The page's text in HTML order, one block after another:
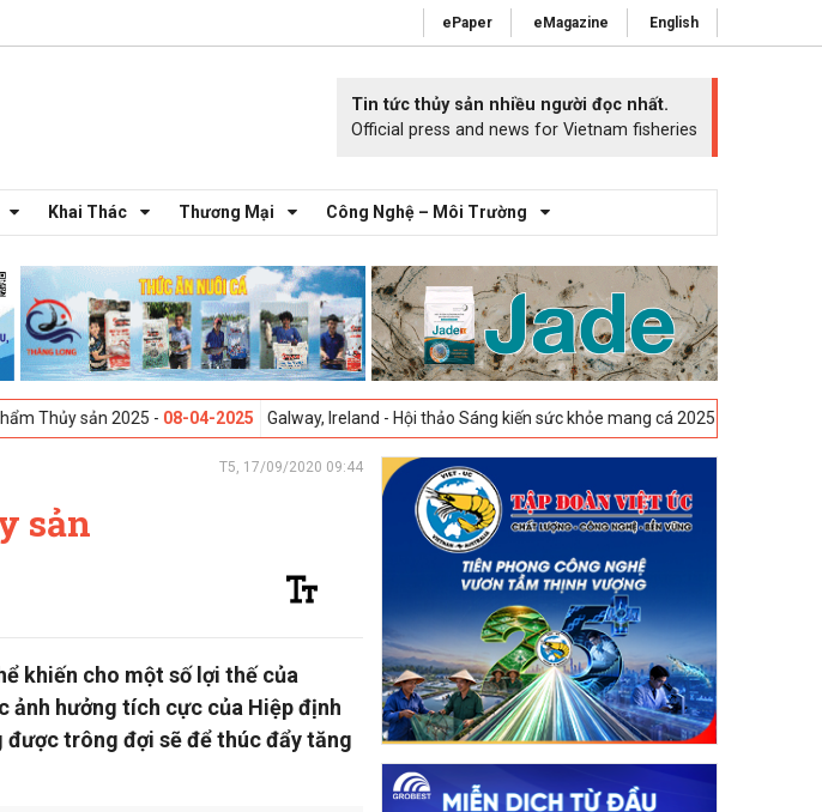
ePaper eMagazine English
Tin tức thủy sản nhiều người đọc nhất.
Official press and news for Vietnam fisheries
Khai Thác Thương Mại Công Nghệ – Môi Trường
- 08-04-2025 Galway, Ireland - Hội thảo Sáng kiến sức khỏe mang cá 2025 - 23-04-2025 Vigo, Tây Ban
T5, 17/09/2020 09:44
sản
khiến cho một số lợi thế của
ảnh hưởng tích cực của Hiệp định
được trông đợi sẽ để thúc đẩy tăng